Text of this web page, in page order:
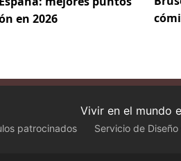
en 2026
Vivir en el mundo
patrocinados Servicio de Diseño